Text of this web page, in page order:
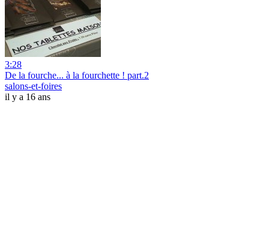
3:28
De la fourche... à la fourchette ! part.2
salons-et-foires
il y a 16 ans